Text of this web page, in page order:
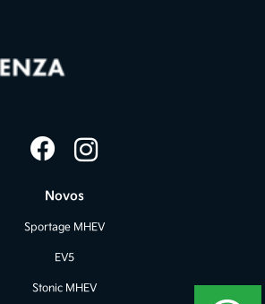
Novos
Sportage MHEV
EV5
Stonic MHEV